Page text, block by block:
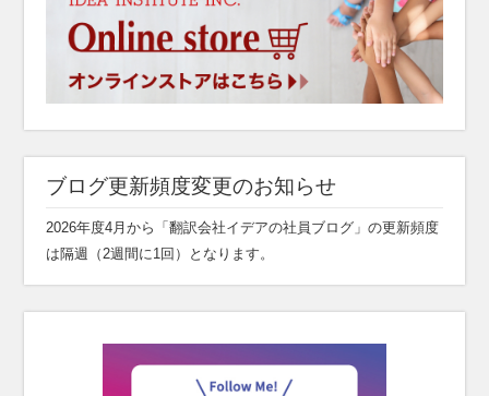
ブログ更新頻度変更のお知らせ
2026年度4月から「翻訳会社イデアの社員ブログ」の更新頻度
は隔週（2週間に1回）となります。